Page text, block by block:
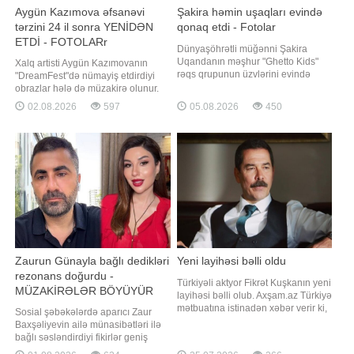
Aygün Kazımova əfsanəvi
tərzini 24 il sonra YENİDƏN
ETDİ - FOTOLARr
Xalq artisti Aygün Kazımovanın
"DreamFest"də nümayiş etdirdiyi
obrazlar hələ də müzakirə olunur.
Axşam.az xəbər verir ki, Pop
kraliçanın firuzəyi xalça üçün
əvvələ aparıb. Ölkənin əsas
ulduzunun fərqli saç düzümü 200-ci
illərin əvvəllərində yaratdığı ən
diqqətçəkə
02.08.2026 597
Şakira həmin uşaqları evində
qonaq etdi - Fotolar
Dünyaşöhrətli müğənni Şakira
Uqandanın məşhur "Ghetto Kids"
rəqs qrupunun üzvlərini evində
ki, müğənni bununla bağlı
"Instagram" hesabında paylaşım
unudulmaz adlandırıb. "Son bir
neçə gün sözl
05.08.2026 450
Zaurun Günayla bağlı dedikləri
rezonans doğurdu -
MÜZAKİRƏLƏR BÖYÜYÜR
Sosial şəbəkələrdə aparıcı Zaur
Baxşəliyevin ailə münasibətləri ilə
bağlı səsləndirdiyi fikirlər geniş
müzakirə olunur. O, həyat yoldaşı
Yeni layihəsi bəlli oldu
Türkiyəli aktyor Fikrət Kuşkanın yeni
layihəsi bəlli olub. Axşam.az Türkiyə
mətbuatına istinadən xəbər verir ki,